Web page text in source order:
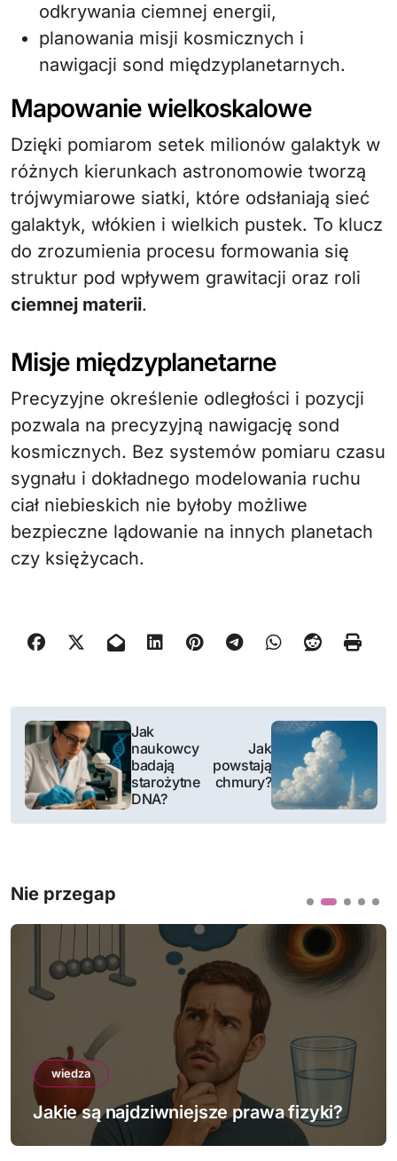
odkrywania ciemnej energii,
planowania misji kosmicznych i
nawigacji sond międzyplanetarnych.
Mapowanie wielkoskalowe
Dzięki pomiarom setek milionów galaktyk w
różnych kierunkach astronomowie tworzą
trójwymiarowe siatki, które odsłaniają sieć
galaktyk, włókien i wielkich pustek. To klucz
do zrozumienia procesu formowania się
struktur pod wpływem grawitacji oraz roli
ciemnej materii.
Misje międzyplanetarne
Precyzyjne określenie odległości i pozycji
pozwala na precyzyjną nawigację sond
kosmicznych. Bez systemów pomiaru czasu
sygnału i dokładnego modelowania ruchu
ciał niebieskich nie byłoby możliwe
bezpieczne lądowanie na innych planetach
czy księżycach.
N
w
i
a
c
Jak
naukowcy
badają
starożytne
DNA?
Jak
powstają
chmury?
Nie przegap
wiedza
Jakie są najdziwniejsze prawa fizyki?